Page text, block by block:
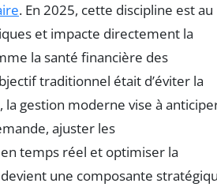
. En 2025, cette discipline est au
et impacte directement la
la santé financière des
traditionnel était d’éviter la
gestion moderne vise à
ajuster les
temps réel et optimiser la
une composante